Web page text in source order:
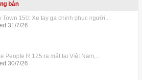
bán
Town 150: Xe tay ga chinh phục người...
31/7/26
People R 125 ra mắt tại Việt Nam,...
30/7/26